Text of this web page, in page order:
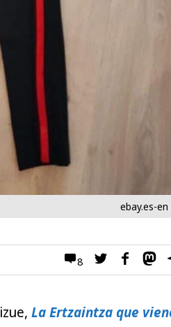
ebay.es-en
8
La Ertzaintza que